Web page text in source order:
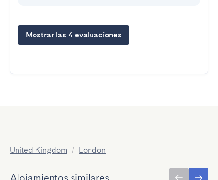
Mostrar las 4 evaluaciones
United Kingdom / London
Alojamientos similares